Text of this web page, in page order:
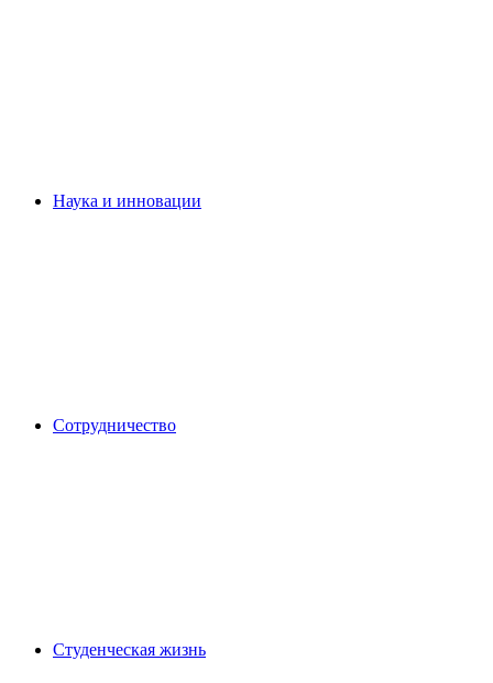
Наука и инновации
Сотрудничество
Студенческая жизнь